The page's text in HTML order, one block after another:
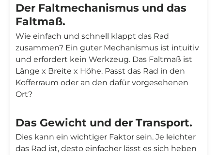
Der Faltmechanismus und das
Faltmaß.
Wie einfach und schnell klappt das Rad
zusammen? Ein guter Mechanismus ist intuitiv
und erfordert kein Werkzeug. Das Faltmaß ist
Länge x Breite x Höhe. Passt das Rad in den
Kofferraum oder an den dafür vorgesehenen
Ort?
Das Gewicht und der Transport.
Dies kann ein wichtiger Faktor sein. Je leichter
das Rad ist, desto einfacher lässt es sich heben